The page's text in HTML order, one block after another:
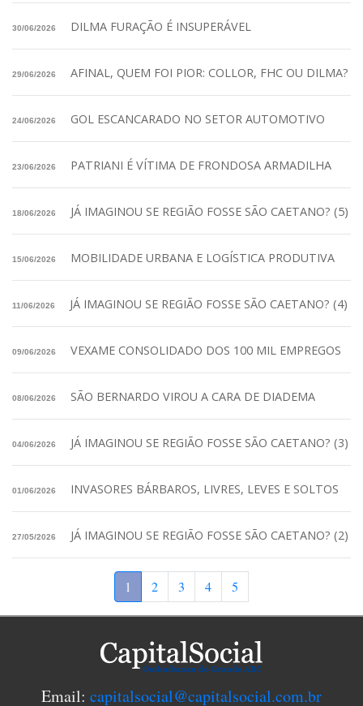
30/06/2026 DILMA FURAÇÃO É INSUPERÁVEL
29/06/2026 AFINAL, QUEM FOI PIOR: COLLOR, FHC OU DILMA?
24/06/2026 GOL ESCANCARADO NO SETOR AUTOMOTIVO
23/06/2026 PATRIANI É VÍTIMA DE FRONDOSA ARMADILHA
18/06/2026 JÁ IMAGINOU SE REGIÃO FOSSE SÃO CAETANO? (5)
15/06/2026 MOBILIDADE URBANA E LOGÍSTICA PRODUTIVA
11/06/2026 JÁ IMAGINOU SE REGIÃO FOSSE SÃO CAETANO? (4)
09/06/2026 VEXAME CONSOLIDADO DOS 100 MIL EMPREGOS
08/06/2026 SÃO BERNARDO VIROU A CARA DE DIADEMA
04/06/2026 JÁ IMAGINOU SE REGIÃO FOSSE SÃO CAETANO? (3)
01/06/2026 INVASORES BÁRBAROS, LIVRES, LEVES E SOLTOS
27/05/2026 JÁ IMAGINOU SE REGIÃO FOSSE SÃO CAETANO? (2)
1 2 3 4 5
Email: capitalsocial@capitalsocial.com.br